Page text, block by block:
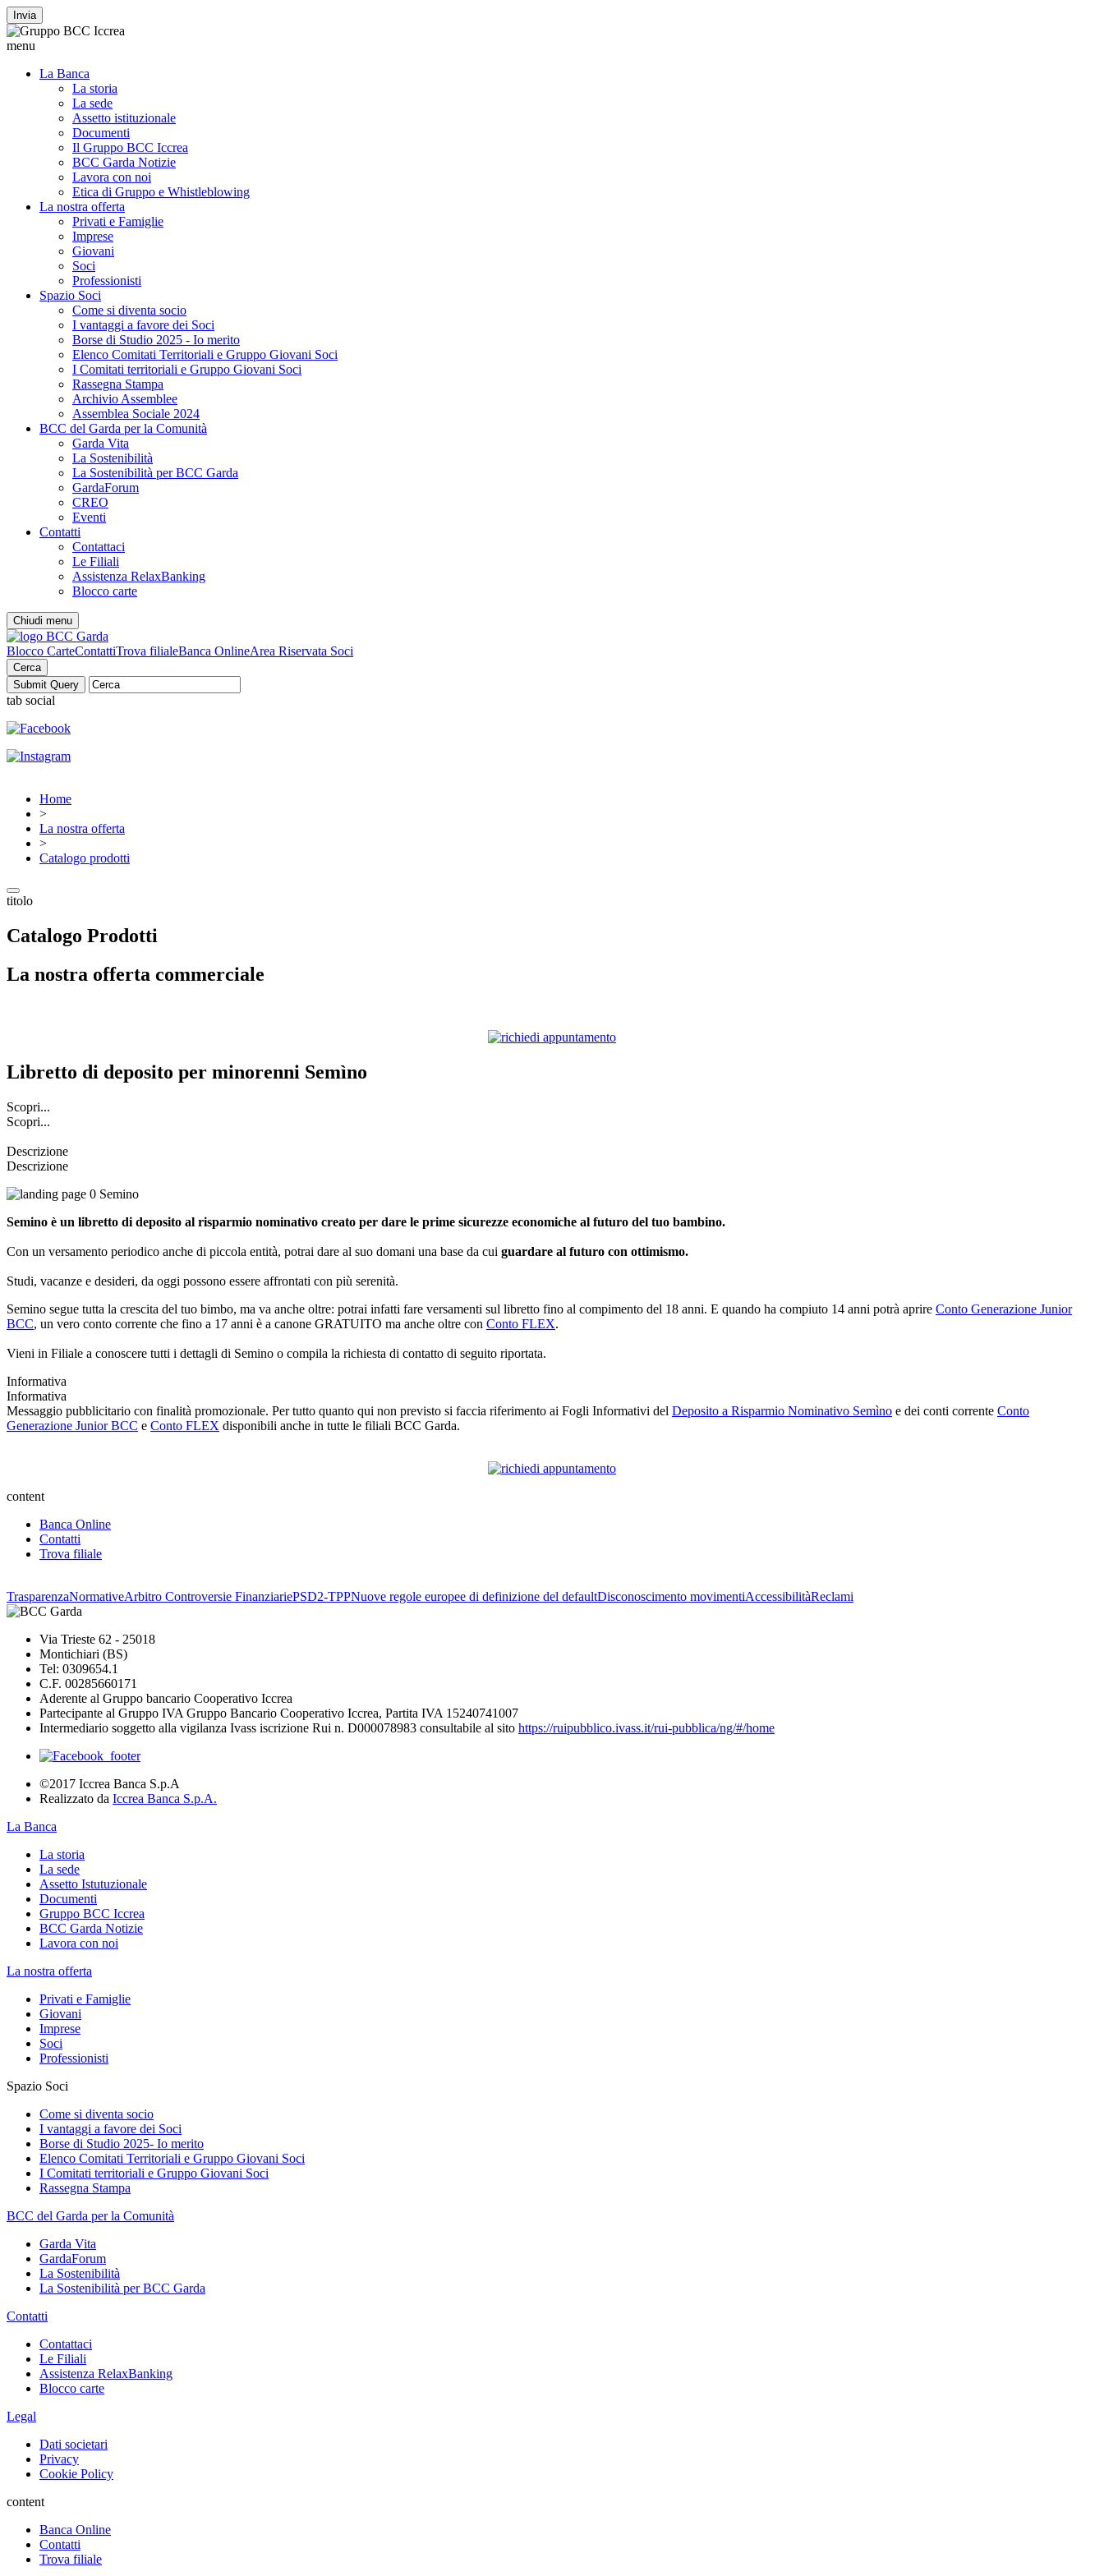
Invia
menu
La Banca
La storia
La sede
Assetto istituzionale
Documenti
Il Gruppo BCC Iccrea
BCC Garda Notizie
Lavora con noi
Etica di Gruppo e Whistleblowing
La nostra offerta
Privati e Famiglie
Imprese
Giovani
Soci
Professionisti
Spazio Soci
Come si diventa socio
I vantaggi a favore dei Soci
Borse di Studio 2025 - Io merito
Elenco Comitati Territoriali e Gruppo Giovani Soci
I Comitati territoriali e Gruppo Giovani Soci
Rassegna Stampa
Archivio Assemblee
Assemblea Sociale 2024
BCC del Garda per la Comunità
Garda Vita
La Sostenibilità
La Sostenibilità per BCC Garda
GardaForum
CREO
Eventi
Contatti
Contattaci
Le Filiali
Assistenza RelaxBanking
Blocco carte
Chiudi menu
Blocco CarteContattiTrova filialeBanca OnlineArea Riservata Soci
Cerca
tab social
Home
>
La nostra offerta
>
Catalogo prodotti
titolo
Catalogo Prodotti
La nostra offerta commerciale
Libretto di deposito per minorenni Semìno
Scopri...
Scopri...
Descrizione
Descrizione
Semino è un libretto di deposito al risparmio nominativo creato per dare le prime sicurezze economiche al futuro del tuo bambino.
Con un versamento periodico anche di piccola entità, potrai dare al suo domani una base da cui guardare al futuro con ottimismo.
Studi, vacanze e desideri, da oggi possono essere affrontati con più serenità.
Semino segue tutta la crescita del tuo bimbo, ma va anche oltre: potrai infatti fare versamenti sul libretto fino al compimento del 18 anni. E quando ha compiuto 14 anni potrà aprire Conto Generazione Junior
BCC, un vero conto corrente che fino a 17 anni è a canone GRATUITO ma anche oltre con Conto FLEX.
Vieni in Filiale a conoscere tutti i dettagli di Semino o compila la richiesta di contatto di seguito riportata.
Informativa
Informativa
Messaggio pubblicitario con finalità promozionale. Per tutto quanto qui non previsto si faccia riferimento ai Fogli Informativi del Deposito a Risparmio Nominativo Semìno e dei conti corrente Conto
Generazione Junior BCC e Conto FLEX disponibili anche in tutte le filiali BCC Garda.
content
Banca Online
Contatti
Trova filiale
TrasparenzaNormativeArbitro Controversie FinanziariePSD2-TPPNuove regole europee di definizione del defaultDisconoscimento movimentiAccessibilitàReclami
Via Trieste 62 - 25018
Montichiari (BS)
Tel: 0309654.1
C.F. 00285660171
Aderente al Gruppo bancario Cooperativo Iccrea
Partecipante al Gruppo IVA Gruppo Bancario Cooperativo Iccrea, Partita IVA 15240741007
Intermediario soggetto alla vigilanza Ivass iscrizione Rui n. D000078983 consultabile al sito https://ruipubblico.ivass.it/rui-pubblica/ng/#/home
©2017 Iccrea Banca S.p.A
Realizzato da Iccrea Banca S.p.A.
La Banca
La storia
La sede
Assetto Istutuzionale
Documenti
Gruppo BCC Iccrea
BCC Garda Notizie
Lavora con noi
La nostra offerta
Privati e Famiglie
Giovani
Imprese
Soci
Professionisti
Spazio Soci
Come si diventa socio
I vantaggi a favore dei Soci
Borse di Studio 2025- Io merito
Elenco Comitati Territoriali e Gruppo Giovani Soci
I Comitati territoriali e Gruppo Giovani Soci
Rassegna Stampa
BCC del Garda per la Comunità
Garda Vita
GardaForum
La Sostenibilità
La Sostenibilità per BCC Garda
Contatti
Contattaci
Le Filiali
Assistenza RelaxBanking
Blocco carte
Legal
Dati societari
Privacy
Cookie Policy
content
Banca Online
Contatti
Trova filiale